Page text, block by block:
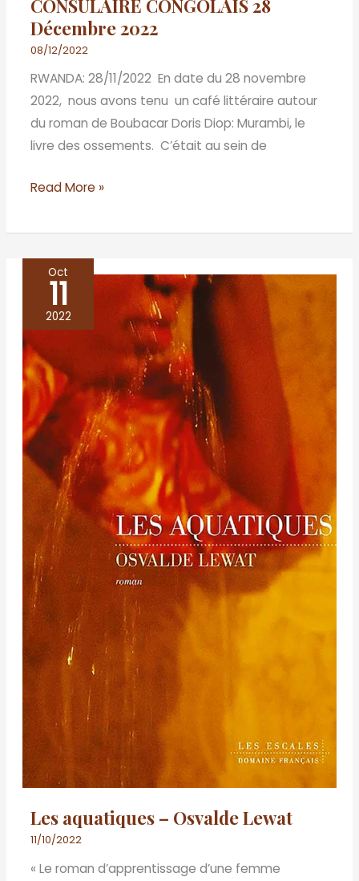
CONSULAIRE CONGOLAIS 28
Décembre 2022
08/12/2022
RWANDA: 28/11/2022 En date du 28 novembre
2022, nous avons tenu un café littéraire autour
du roman de Boubacar Doris Diop: Murambi, le
livre des ossements. C’était au sein de
Read More »
Oct
11
2022
Les aquatiques – Osvalde Lewat
11/10/2022
« Le roman d’apprentissage d’une femme
aquatiques
Osvalde
Lewat